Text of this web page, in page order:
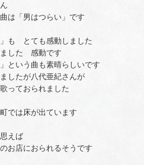
は「男はつらい」です
も とても感動しました
した 感動です
という曲も素晴らしいです
したが八代亜紀さんが
っておられました
では床が出ています
えば
お店におられるそうです